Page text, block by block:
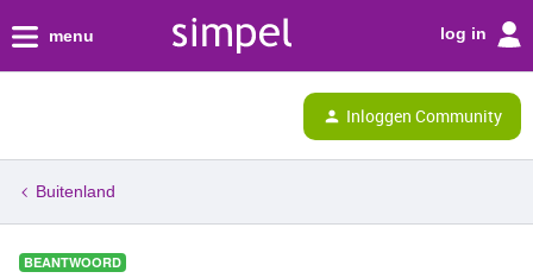
menu log in
Inloggen Community
Buitenland
BEANTWOORD